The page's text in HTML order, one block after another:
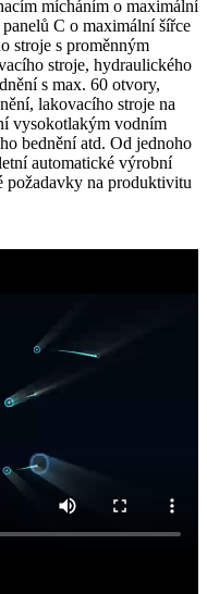
mícháním o maximální
C o maximální šířce
stroje s proměnným
stroje, hydraulického
s max. 60 otvory,
lakovacího stroje na
vysokotlakým vodním
bednění atd. Od jednoho
automatické výrobní
na produktivitu